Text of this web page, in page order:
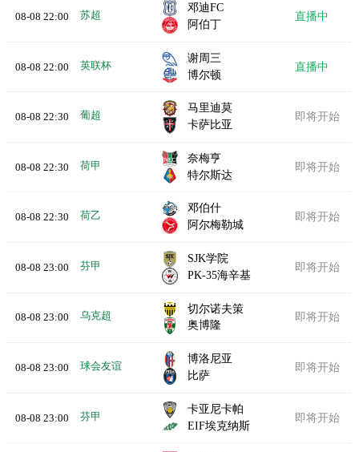
08-08 22:00 苏超
邓迪FC
阿伯丁
直播中
08-08 22:00 英联杯
谢周三
博尔顿
直播中
08-08 22:30 葡超
马里迪莫
卡萨比亚
即将开始
08-08 22:30 荷甲
奈梅亨
特尔斯达
即将开始
08-08 22:30 荷乙
邓伯什
阿尔梅勒城
即将开始
08-08 23:00 芬甲
SJK学院
PK-35海辛基
即将开始
08-08 23:00 乌克超
切尔诺夫策
奥博隆
即将开始
08-08 23:00 球会友谊
博洛尼亚
比萨
即将开始
08-08 23:00 芬甲
卡亚尼卡帕
EIF埃克纳斯
即将开始